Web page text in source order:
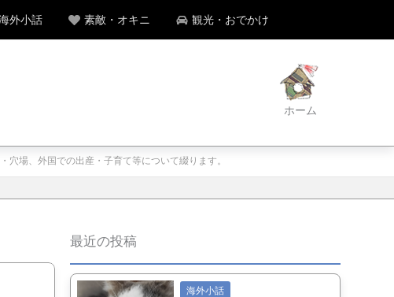
外小話 素敵・オキニ 観光・おでかけ
ホーム
場、外国での出産・子育て等について綴ります。
最近の投稿
海外小話